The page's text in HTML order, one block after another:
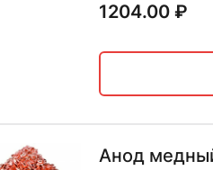
1204.00₽
Анод